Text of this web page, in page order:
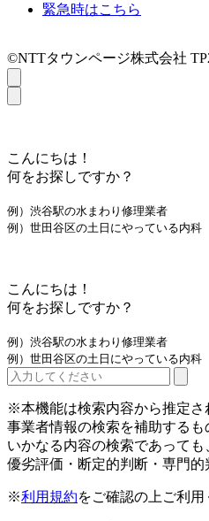
緊急時はこちら
©NTTタウンページ株式会社
こんにちは！
何をお探しですか？
例）渋谷駅の水まわり修理業者
例）世田谷区の土日にやっている内科
こんにちは！
何をお探しですか？
例）渋谷駅の水まわり修理業者
例）世田谷区の土日にやっている内科
※本機能は検索内容から推定さ
事業者情報の検索を補助するも
いかなる内容の検索であっても
優劣評価・断定的判断・専門的
※利用規約をご確認の上ご利用